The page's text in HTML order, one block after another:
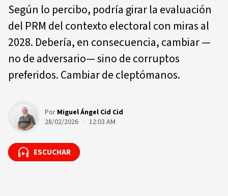
Según lo percibo, podría girar la evaluación
del PRM del contexto electoral con miras al
2028. Debería, en consecuencia, cambiar —
no de adversario— sino de corruptos
preferidos. Cambiar de cleptómanos.
Por Miguel Ángel Cid Cid
28/02/2026 · 12:03 AM
ESCUCHAR
ESCUCHAR